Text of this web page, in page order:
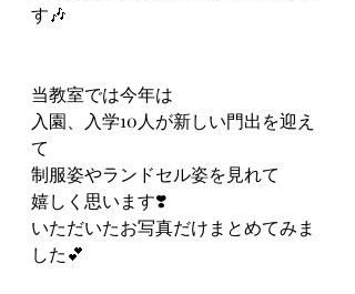
す🎶
当教室では今年は
入園、入学10人が新しい門出を迎え
て
制服姿やランドセル姿を見れて
嬉しく思います❣️
いただいたお写真だけまとめてみま
した💕